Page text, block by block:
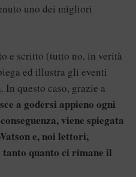
uno dei migliori
e scritto (tutto no, in verità
ed illustra gli eventi
questo caso, grazie a
a godersi appieno ogni
viene spiegata
e, noi lettori,
quanto ci rimane il